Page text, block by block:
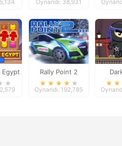
Oynandı: 38,931
Egypt
Rally Point 2
Oynandı: 192,785